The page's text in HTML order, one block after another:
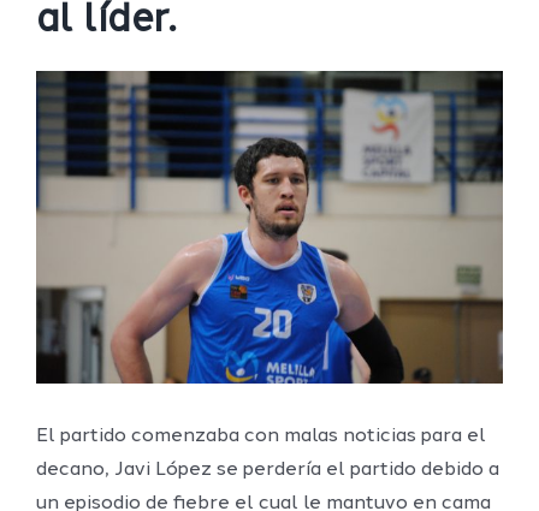
al líder.
Ver
imagen
más
El partido comenzaba con malas noticias para el
decano, Javi López se perdería el partido debido a
un episodio de fiebre el cual le mantuvo en cama